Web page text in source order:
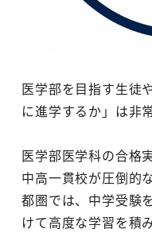
医学部を目指す生徒
に進学するか」は非
医学部医学科の合格
中高一貫校が圧倒的
都圏では、中学受験
けて高度な学習を積